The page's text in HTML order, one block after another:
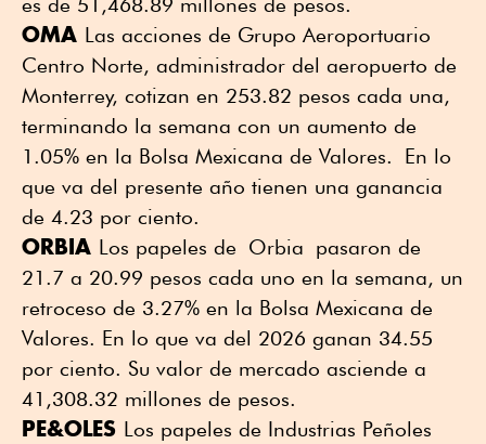
es de 51,468.89 millones de pesos.
OMA Las acciones de Grupo Aeroportuario
Centro Norte, administrador del aeropuerto de
Monterrey, cotizan en 253.82 pesos cada una,
terminando la semana con un aumento de
1.05% en la Bolsa Mexicana de Valores. En lo
que va del presente año tienen una ganancia
de 4.23 por ciento.
ORBIA Los papeles de Orbia pasaron de
21.7 a 20.99 pesos cada uno en la semana, un
retroceso de 3.27% en la Bolsa Mexicana de
Valores. En lo que va del 2026 ganan 34.55
por ciento. Su valor de mercado asciende a
41,308.32 millones de pesos.
PE&OLES Los papeles de Industrias Peñoles